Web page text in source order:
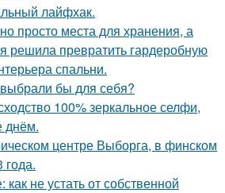
лайфхак.
просто места для хранения, а
решила превратить гардеробную
спальни.
бы для себя?
100% зеркальное селфи,
днём.
центре Выборга, в финском
года.
как не устать от собственной